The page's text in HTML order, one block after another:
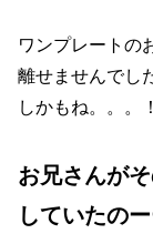
ワンプレートの
離せませんでし
しかもね。。。！
お兄さんが
していたの